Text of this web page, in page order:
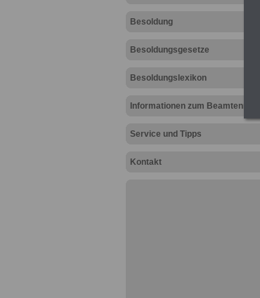
Besoldung
Besoldungsgesetze
Besoldungslexikon
Informationen zum Beamtenrecht
Service und Tipps
Kontakt